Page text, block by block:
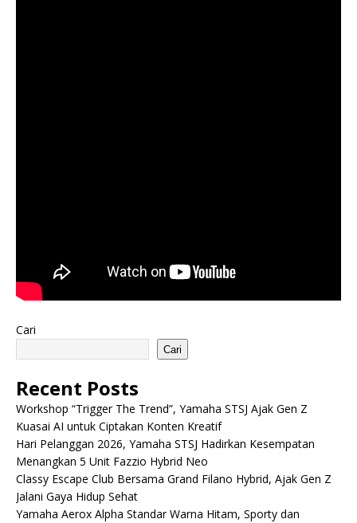
Cari
Cari
Recent Posts
Workshop “Trigger The Trend”, Yamaha STSJ Ajak Gen Z
Kuasai AI untuk Ciptakan Konten Kreatif
Hari Pelanggan 2026, Yamaha STSJ Hadirkan Kesempatan
Menangkan 5 Unit Fazzio Hybrid Neo
Classy Escape Club Bersama Grand Filano Hybrid, Ajak Gen Z
Jalani Gaya Hidup Sehat
Yamaha Aerox Alpha Standar Warna Hitam, Sporty dan